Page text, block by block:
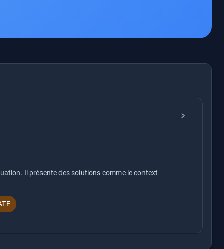
chevron_right
Il présente des solutions comme le context